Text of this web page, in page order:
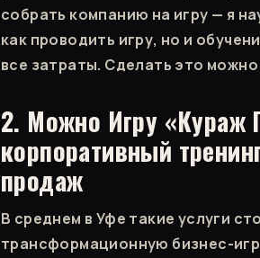
собрать компанию на игру — я
как проводить игру, но и
все затраты. Сделать это
2. Можно Игру «Кураж
корпоративный
продаж
В среднем в Уфе такие услуги
трансформационную бизнес-